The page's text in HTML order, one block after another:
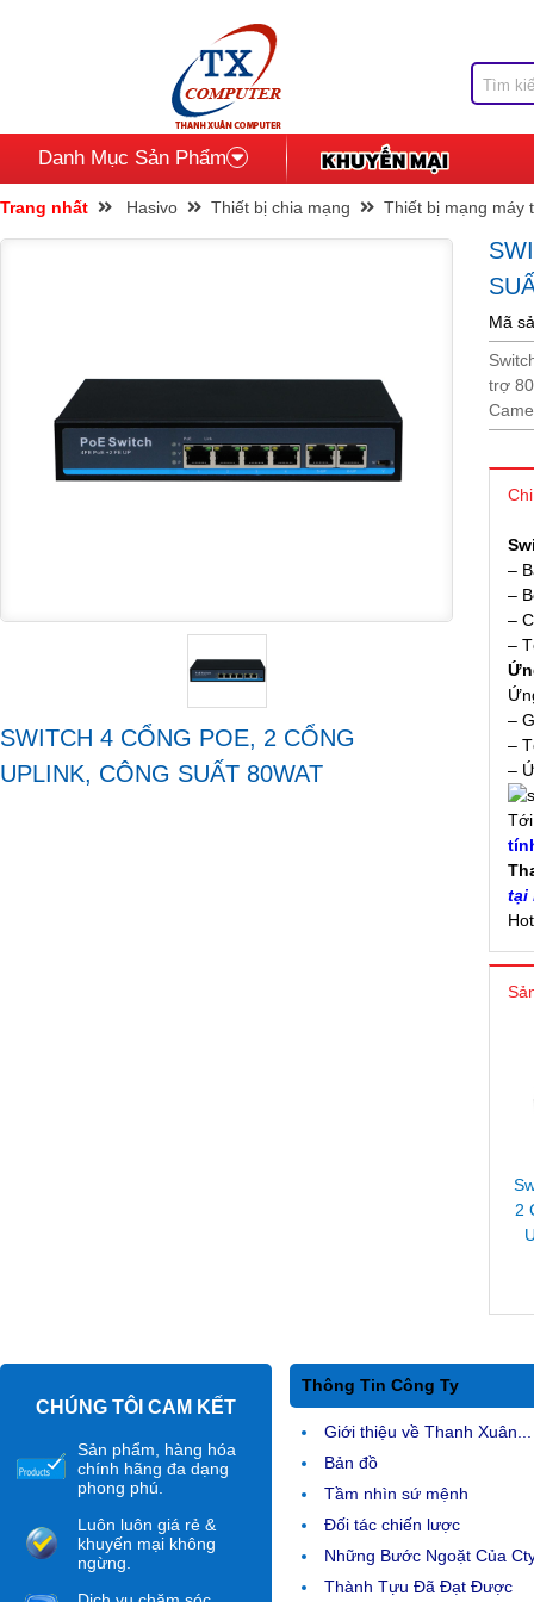
Danh Mục Sản Phẩm
Trang nhất Hasivo Thiết bị chia mạng Thiết bị mạng máy
SWITCH 4 CỔNG POE, 2 CỔNG
UPLINK, CÔNG SUẤT 80WAT
Mã
trợ
–
–
–
–
–
–
–
tại
2
CHÚNG TÔI CAM KẾT
Sản phẩm, hàng hóa
chính hãng đa dạng
phong phú.
Luôn luôn giá rẻ &
khuyến mại không
ngừng.
Thông Tin Công Ty
Giới thiệu về Thanh Xuân...
Bản đồ
Tầm nhìn sứ mệnh
Đối tác chiến lược
Những Bước Ngoặt Của
Thành Tựu Đã Đạt Được